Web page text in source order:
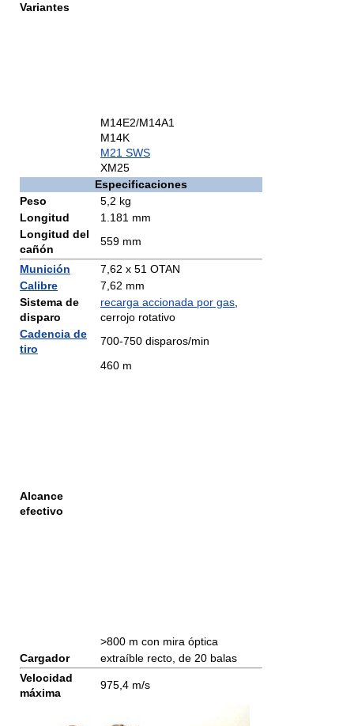
Variantes
M14E2/M14A1
M14K
M21 SWS
XM25
Especificaciones
Peso
5,2 kg
Longitud
1.181 mm
Longitud del
cañón
559 mm
Munición
7,62 x 51 OTAN
Calibre
7,62 mm
Sistema de
disparo
recarga accionada por gas
cerrojo rotativo
Cadencia de
tiro
700-750 disparos/min
Alcance
efectivo
460 m
>800 m con mira óptica
Cargador
extraíble recto, de 20 balas
Velocidad
máxima
975,4 m/s